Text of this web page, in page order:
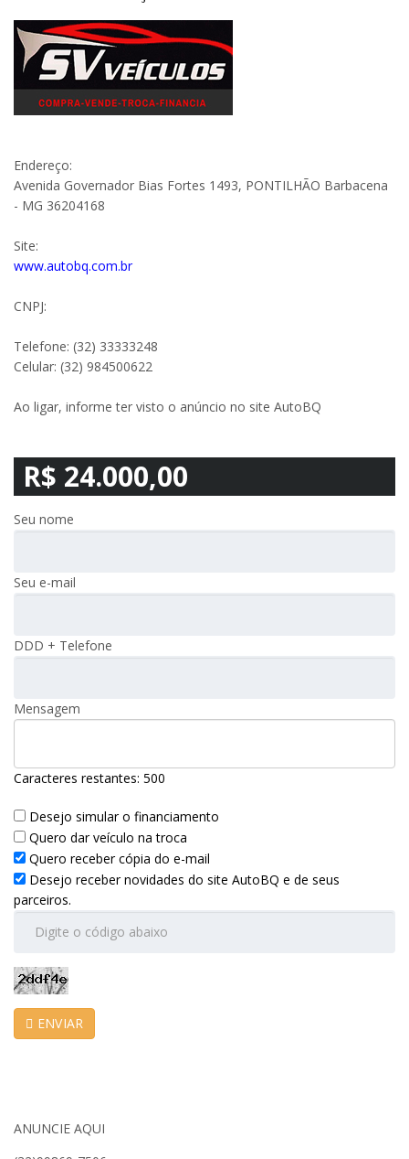
Endereço:
Avenida Governador Bias Fortes 1493, PONTILHÃO Barbacena
- MG 36204168
Site:
www.autobq.com.br
CNPJ:
Telefone: (32) 33333248
Celular: (32) 984500622
Ao ligar, informe ter visto o anúncio no site AutoBQ
R$ 24.000,00
Seu nome
Seu e-mail
DDD + Telefone
Mensagem
Caracteres restantes: 500
Desejo simular o financiamento
Quero dar veículo na troca
Quero receber cópia do e-mail
Desejo receber novidades do site AutoBQ e de seus
parceiros.
ENVIAR
ANUNCIE AQUI